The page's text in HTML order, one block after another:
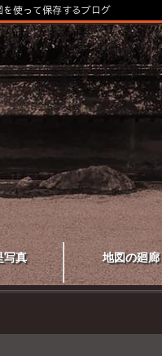
写真 地図の廻廊
使って保存するブログ